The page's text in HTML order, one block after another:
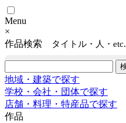
Menu
×
作品検索
タイトル・人・etc.
地域・建築で探す
学校・会社・団体で探す
店舗・料理・特産品で探す
作品